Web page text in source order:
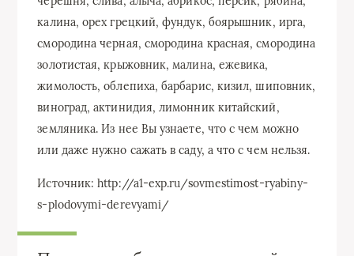
калина, орех грецкий, фундук, боярышник, ирга,
смородина черная, смородина красная, смородина
золотистая, крыжовник, малина, ежевика,
жимолость, облепиха, барбарис, кизил, шиповник,
виноград, актинидия, лимонник китайский,
земляника. Из нее Вы узнаете, что с чем можно
или даже нужно сажать в саду, а что с чем нельзя.
Источник: http://a1-exp.ru/sovmestimost-ryabiny-
s-plodovymi-derevyami/